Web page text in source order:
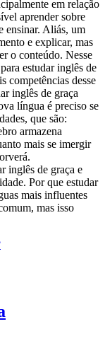
em relação
aprender sobre
ensinar. Aliás, um
e explicar, mas
o conteúdo. Nesse
estudar inglês de
competências desse
inglês de graça
língua é preciso se
que são:
armazena
mais se imergir
inglês de graça e
Por que estudar
mais influentes
mas isso